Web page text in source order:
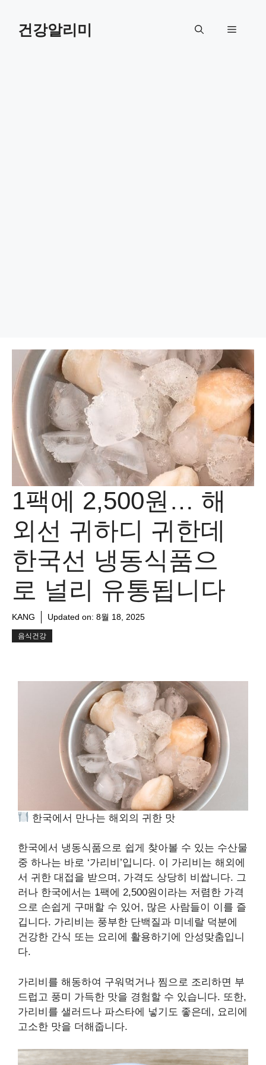
건강알리미 메
1팩에 2,500원… 해
외선 귀하디 귀한데
한국선 냉동식품으
로 널리 유통됩니다
KANG Updated on: 8월 18, 2025
음식건강
한국에서 만나는 해외의 귀한 맛
한국에서 냉동식품으로 쉽게 찾아볼 수 있는 수산물
중 하나는 바로 ‘가리비’입니다. 이 가리비는 해외에
서 귀한 대접을 받으며, 가격도 상당히 비쌉니다. 그
러나 한국에서는 1팩에 2,500원이라는 저렴한 가격
으로 손쉽게 구매할 수 있어, 많은 사람들이 이를 즐
깁니다. 가리비는 풍부한 단백질과 미네랄 덕분에
건강한 간식 또는 요리에 활용하기에 안성맞춤입니
다.
가리비를 해동하여 구워먹거나 찜으로 조리하면 부
드럽고 풍미 가득한 맛을 경험할 수 있습니다. 또한,
가리비를 샐러드나 파스타에 넣기도 좋은데, 요리에
고소한 맛을 더해줍니다.